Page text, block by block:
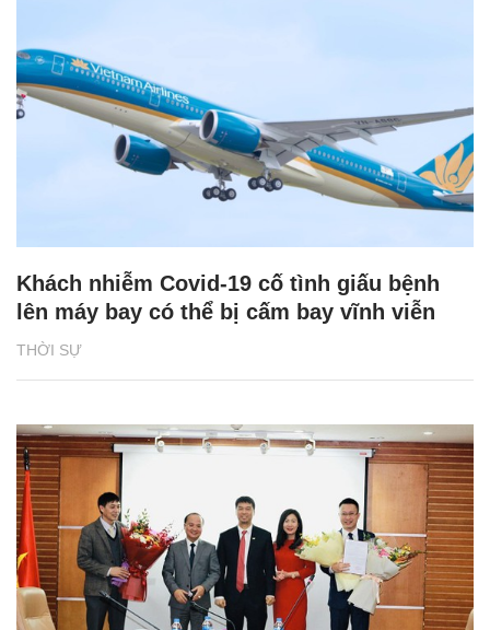
THỜI SỰ
Khách nhiễm Covid-19 cố tình giấu bệnh
lên máy bay có thể bị cấm bay vĩnh viễn